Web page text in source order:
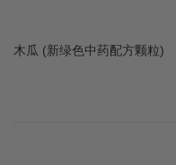
木瓜 (新绿色中药配方颗粒)